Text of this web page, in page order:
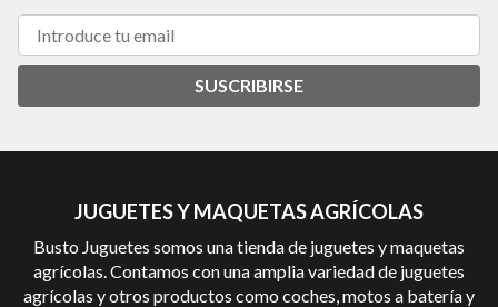
SUSCRIBIRSE
JUGUETES Y MAQUETAS AGRÍCOLAS
Busto Juguetes somos una tienda de juguetes y maquetas
agrícolas. Contamos con una amplia variedad de juguetes
agrícolas y otros productos como coches, motos a batería y